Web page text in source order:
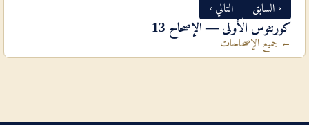
‹ السابق التالي ›
كورنثوس الأولى — الإصحاح 13
← جميع الإصحاحات